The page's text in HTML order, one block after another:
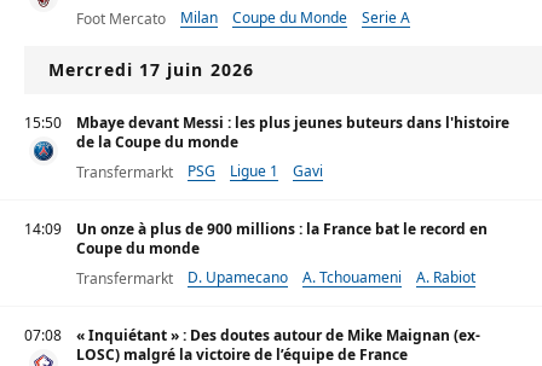
Foot Mercato
Milan Coupe du Monde Serie A
Mercredi 17 juin 2026
15:50
Mbaye devant Messi : les plus jeunes buteurs dans l'histoire
de la Coupe du monde
Transfermarkt
PSG Ligue 1 Gavi
14:09
Un onze à plus de 900 millions : la France bat le record en
Coupe du monde
Transfermarkt
D. Upamecano A. Tchouameni A. Rabiot
07:08
« Inquiétant » : Des doutes autour de Mike Maignan (ex-
LOSC) malgré la victoire de l’équipe de France